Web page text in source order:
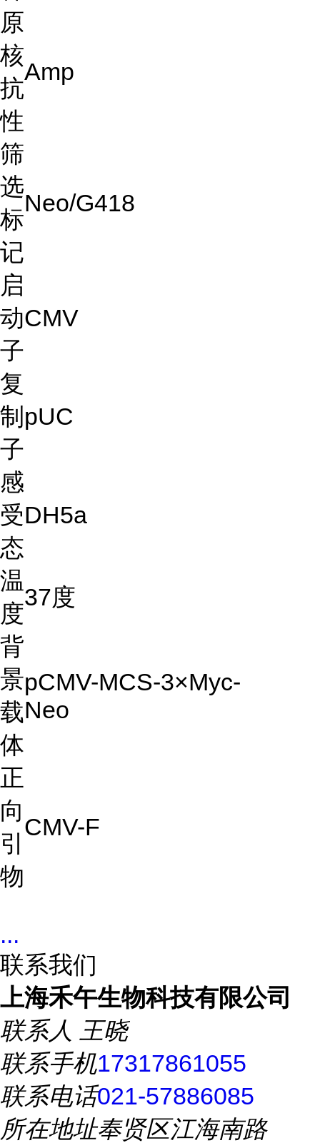
原
核
抗
性
Amp
筛
选
标
记
Neo/G418
启
动
子
CMV
复
制
子
pUC
感
受
态
DH5a
温
度
37度
背
景
载
体
pCMV-MCS-3×Myc-
Neo
正
向
引
物
CMV-F
...
联系我们
上海禾午生物科技有限公司
联系人 王晓
联系手机17317861055
联系电话021-57886085
所在地址奉贤区江海南路